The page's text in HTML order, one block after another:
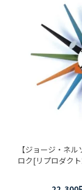
【ジョージ・ネ
ロク[リプロダク